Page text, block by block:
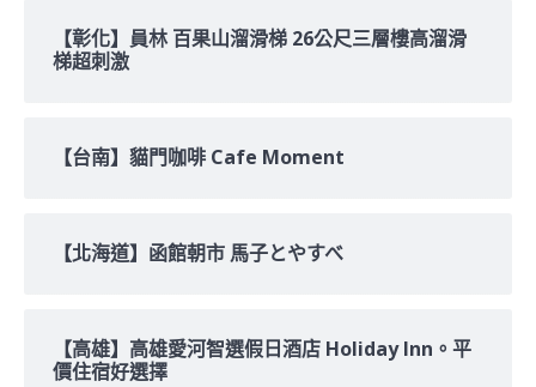
【彰化】員林 百果山溜滑梯 26公尺三層樓高溜滑
梯超刺激
【台南】貓門咖啡 Cafe Moment
【北海道】函館朝市 馬子とやすべ
【高雄】高雄愛河智選假日酒店 Holiday Inn。平
價住宿好選擇